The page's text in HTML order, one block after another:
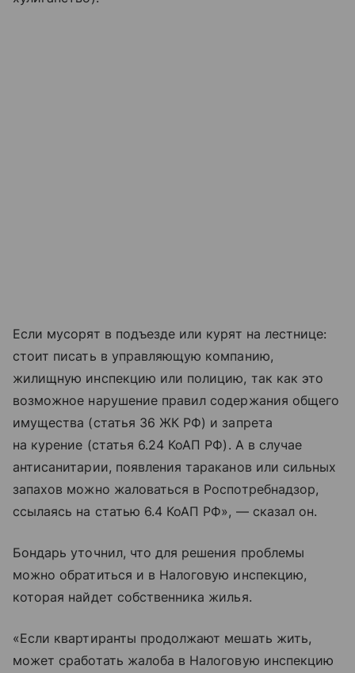
Если мусорят в подъезде или курят на лестнице:
стоит писать в управляющую компанию,
жилищную инспекцию или полицию, так как это
возможное нарушение правил содержания общего
имущества (статья 36 ЖК РФ) и запрета
на курение (статья 6.24 КоАП РФ). А в случае
антисанитарии, появления тараканов или сильных
запахов можно жаловаться в Роспотребнадзор,
ссылаясь на статью 6.4 КоАП РФ», — сказал он.
Бондарь уточнил, что для решения проблемы
можно обратиться и в Налоговую инспекцию,
которая найдет собственника жилья.
«Если квартиранты продолжают мешать жить,
может сработать жалоба в Налоговую инспекцию